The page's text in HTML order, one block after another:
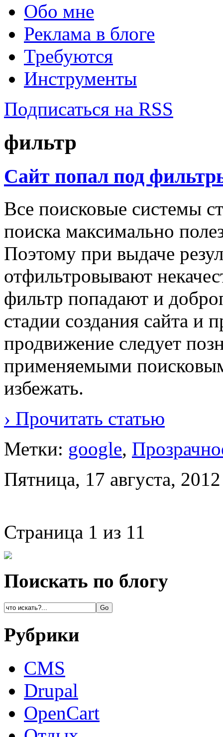
Обо мне
Реклама в блоге
Требуются
Инструменты
Подписаться на RSS
фильтр
Cайт попал под
Все поисковые системы
поиска максимально
Поэтому при выдаче
отфильтровывают
фильтр попадают и
стадии создания сайта и
продвижение следует
применяемыми
избежать.
› Прочитать статью
Метки: google,
Пятница, 17 августа, 2012
Страница 1 из 1 1
Поискать по блогу
Рубрики
CMS
Drupal
OpenCart